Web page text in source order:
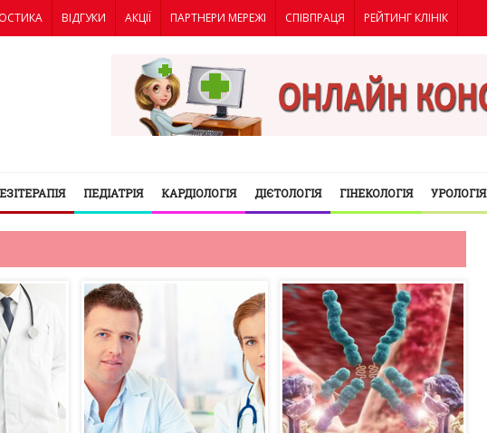
ВІДГУКИ АКЦІЇ ПАРТНЕРИ МЕРЕЖІ СПІВПРАЦЯ РЕЙТИНГ КЛІНІК
ПЕДІАТРІЯ КАРДІОЛОГІЯ ДІЄТОЛОГІЯ ГІНЕКОЛОГІЯ УРОЛОГІЯ